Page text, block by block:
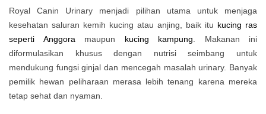
Royal Canin Urinary menjadi pilihan utama untuk menjaga
kesehatan saluran kemih kucing atau anjing, baik itu kucing ras
seperti Anggora maupun kucing kampung . Makanan ini
diformulasikan khusus dengan nutrisi seimbang untuk
mendukung fungsi ginjal dan mencegah masalah urinary. Banyak
pemilik hewan peliharaan merasa lebih tenang karena mereka
tetap sehat dan nyaman.